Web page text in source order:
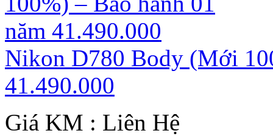
Nikon D780 Body (Mới
41.490.000
Giá KM : Liên Hệ